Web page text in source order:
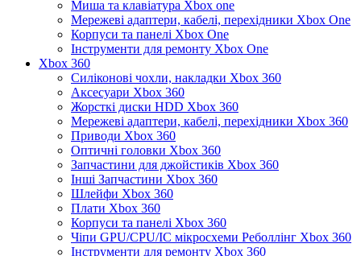
Миша та клавіатура Xbox one
Мережеві адаптери, кабелі, перехідники Xbox One
Корпуси та панелі Xbox One
Інструменти для ремонту Xbox One
Xbox 360
Силіконові чохли, накладки Xbox 360
Аксесуари Xbox 360
Жорсткі диски HDD Xbox 360
Мережеві адаптери, кабелі, перехідники Xbox 360
Приводи Xbox 360
Оптичні головки Xbox 360
Запчастини для джойстиків Xbox 360
Інші Запчастини Xbox 360
Шлейфи Xbox 360
Плати Xbox 360
Корпуси та панелі Xbox 360
Чіпи GPU/CPU/IC мікросхеми Реболлінг Xbox 360
Інструменти для ремонту Xbox 360